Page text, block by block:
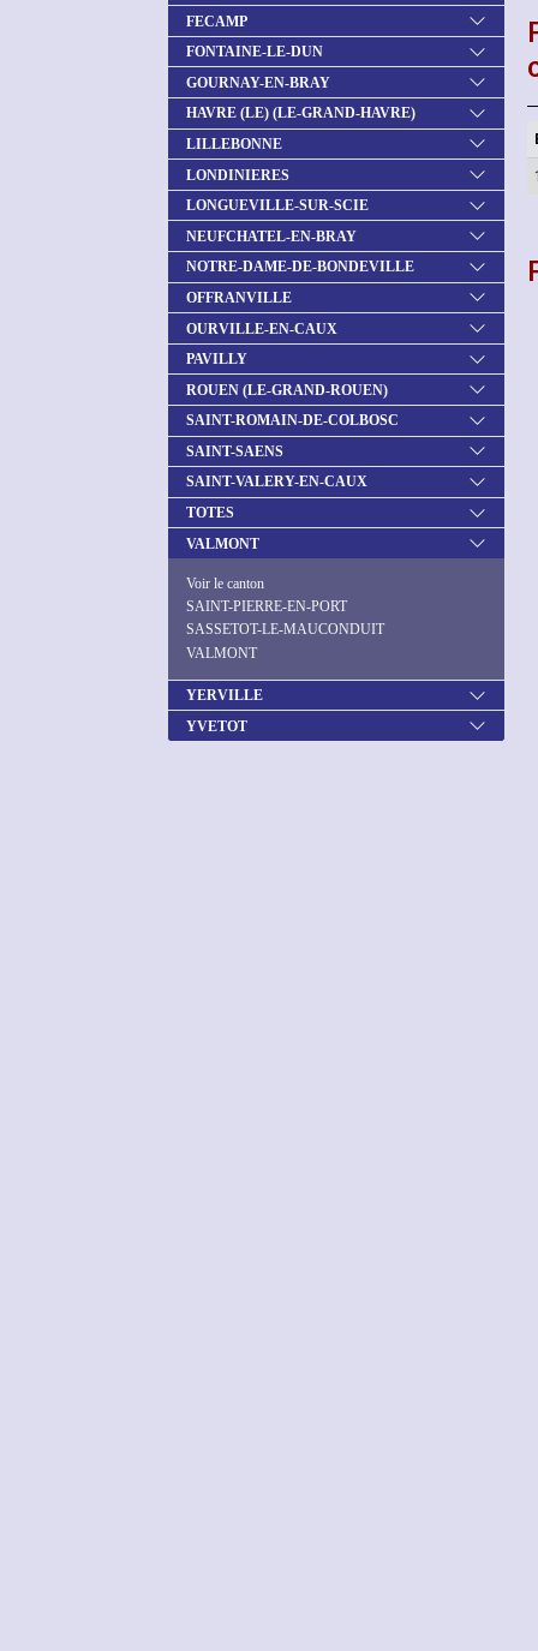
FECAMP
FONTAINE-LE-DUN
GOURNAY-EN-BRAY
HAVRE (LE) (LE-GRAND-HAVRE)
LILLEBONNE
LONDINIERES
LONGUEVILLE-SUR-SCIE
NEUFCHATEL-EN-BRAY
NOTRE-DAME-DE-BONDEVILLE
OFFRANVILLE
OURVILLE-EN-CAUX
PAVILLY
ROUEN (LE-GRAND-ROUEN)
SAINT-ROMAIN-DE-COLBOSC
SAINT-SAENS
SAINT-VALERY-EN-CAUX
TOTES
VALMONT
Voir le canton
SAINT-PIERRE-EN-PORT
SASSETOT-LE-MAUCONDUIT
VALMONT
YERVILLE
YVETOT